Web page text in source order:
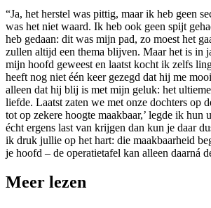
“Ja, het herstel was pittig, maar ik heb geen
was het niet waard. Ik heb ook geen spijt
heb gedaan: dit was mijn pad, zo moest het
zullen altijd een thema blijven. Maar het is in
mijn hoofd geweest en laatst kocht ik zelfs
heeft nog niet één keer gezegd dat hij me
alleen dat hij blij is met mijn geluk: het
liefde. Laatst zaten we met onze dochters op
tot op zekere hoogte maakbaar,’ legde ik hun
écht ergens last van krijgen dan kun je daar
ik druk jullie op het hart: die maakbaarheid
je hoofd – de operatietafel kan alleen daarná
Meer lezen